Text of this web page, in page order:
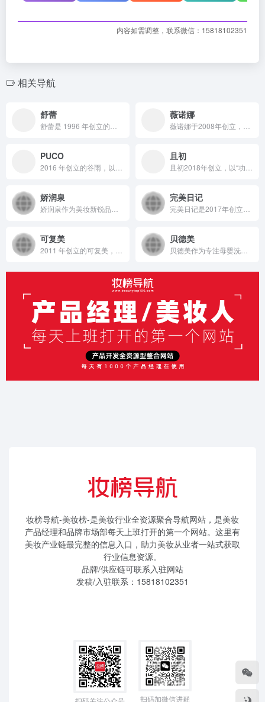
内容如需调整，联系微信：15818102351
相关导航
舒蕾
舒蕾是 1996 年创立的国货洗护品牌，以天然植物成分与先进研发技术为支撑，依托明星代言、新品发布等多元营销，构建覆盖洗护、家居清洁等领域的丰富产品体系，历经起伏后凭借高端线布局与数字化生产运营，在市场中重新焕发活力。
薇诺娜
薇诺娜于2008年创立，背靠云南贝泰妮集团，以解决中国人常见皮肤问题为使命，依托昆明、上海双研发中心及498人科研团队，挖掘云南特色植物如马齿苋、青刺果等活性成分，凭专利技术打造舒敏、美白等多元产品线，借医学背书与精准营销，在皮肤学级护肤领域市占率领先，是国内敏感肌护理标杆品牌 。
PUCO
2016 年创立的谷雨，以二十四节气为文化底蕴，携手中科院等科研机构专研光甘草定、稀有人参皂苷 CK 等成分，打造美白为核心、覆盖多需求的产品矩阵，借助明星代言、小红书种草及综艺营销，实现销售额高速增长，成为兼具文化内涵与科技实力的国货护肤品牌 。
且初
且初2018年创立，以“功效型个护品牌”定位，依托专业研发团队和全链路能力，运用五感研发模型，严选天然植物与优质成分，打造覆盖头发、头皮、身体护理及面部清洁等品类的中高端产品线；通过明星代言、跨界合作、线上线下多元营销，GMV三年破10亿，在卸妆膏、护发精油等赛道稳居头部，深受消费者喜爱。
娇润泉
娇润泉作为美妆新锐品牌，2024年凭借商标注册后仅4个月、抖音旗舰店开业170 + 天便实现营收2.18亿元（同比增1040.03%）的亮眼成绩，借助直播切片分销、达人合作的创新营销，依托专业研发团队对原料的严苛筛选与配方精准设计，打造覆盖护肤、洗护、彩妆的多元化产品线，以分层定价策略满足不同消费层级需求，迅速在美妆市场崭露头角。
完美日记
完美日记是2017年创立的国货彩妆品牌，曾凭借线上内容营销、明星KOL合作及联名推广实现销售额迅猛增长，后面对竞争积极转型；依托全球化研发体系聚焦生物科技与妆养一体，严选优质原料，以口红、眼影等爆款为核心，打造丰富多元且持续创新的产品体系，致力于满足年轻群体多样化的美妆需求 。
可复美
2011 年创立的可复美，作为巨子生物旗下专业护理品牌，依托 “一中心四基地” 研发体系与范代娣教授科研团队，以重组胶原蛋白为核心成分，凭借 Human-like 重组胶原蛋白 C5HR 等技术，手握超 80 项国家发明专利，构建起含医疗器械、功效护肤等多元产品矩阵，通过医学背书、明星代言、线上线下推广，2024 年营收超 45 亿，在肌肤修护领域持续领航 。
贝德美
贝德美作为专注母婴洗护的品牌，凭借全球资源整合研发、天然植萃安全配方，通过分龄护理产品体系满足多元需求，借助抖音平台达人矩阵营销，实现销售额快速增长，稳居婴童洗护市场前列。
妆榜导航-美妆榜-是美妆行业全资源聚合导航网站，是美妆
产品经理和品牌市场部每天上班打开的第一个网站。这里有
美妆产业链最完整的信息入口，助力美妆从业者一站式获取
行业信息资源。
品牌/供应链可联系入驻网站
发稿/入驻联系：15818102351
扫码加微信进群